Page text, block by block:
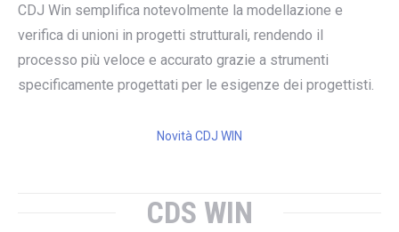
CDJ Win semplifica notevolmente la modellazione e
verifica di unioni in progetti strutturali, rendendo il
processo più veloce e accurato grazie a strumenti
specificamente progettati per le esigenze dei progettisti.
Novità CDJ WIN
CDS WIN